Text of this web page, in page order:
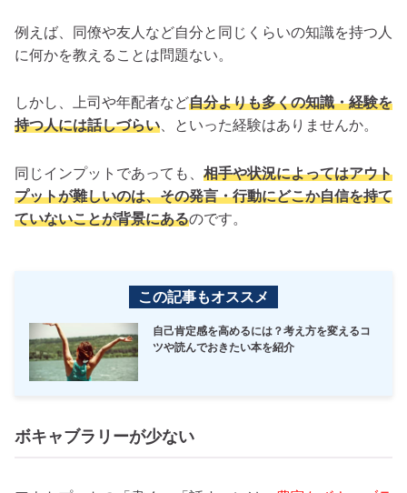
例えば、同僚や友人など自分と同じくらいの知識を持つ人
に何かを教えることは問題ない。
しかし、上司や年配者など自分よりも多くの知識・経験を
持つ人には話しづらい、といった経験はありませんか。
同じインプットであっても、 相手や状況によってはアウト
プットが難しいのは、その発言・行動にどこか自信を持て
ていないことが背景にあるのです。
この記事もオススメ
自己肯定感を高めるには？考え方を変えるコ
ツや読んでおきたい本を紹介
ボキャブラリーが少ない